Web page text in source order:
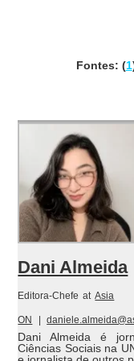
Fontes: (1
Dani Almeida
Editora-Chefe at Asia
ON |
Dani Almeida é
Ciências Sociais na